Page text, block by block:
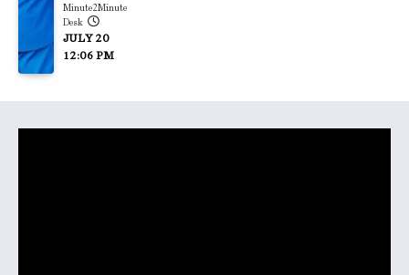
Minute2Minute
Desk
JULY 20
12:06 PM